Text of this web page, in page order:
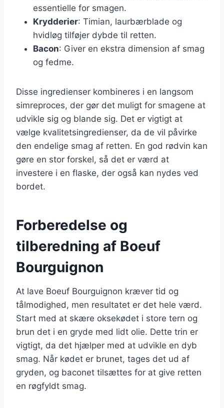
essentielle for smagen.
Krydderier: Timian, laurbærblade og
hvidløg tilføjer dybde til retten.
Bacon: Giver en ekstra dimension af smag
og fedme.
Disse ingredienser kombineres i en langsom
simreproces, der gør det muligt for smagene at
udvikle sig og blande sig. Det er vigtigt at
vælge kvalitetsingredienser, da de vil påvirke
den endelige smag af retten. En god rødvin kan
gøre en stor forskel, så det er værd at
investere i en flaske, der også kan nydes ved
bordet.
Forberedelse og
tilberedning af Boeuf
Bourguignon
At lave Boeuf Bourguignon kræver tid og
tålmodighed, men resultatet er det hele værd.
Start med at skære oksekødet i store tern og
brun det i en gryde med lidt olie. Dette trin er
vigtigt, da det hjælper med at udvikle en dyb
smag. Når kødet er brunet, tages det ud af
gryden, og baconet tilsættes for at give retten
en røgfyldt smag.